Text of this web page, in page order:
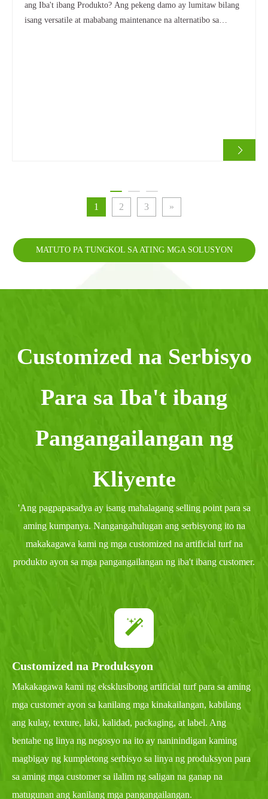
ang Iba't ibang Produkto? Ang pekeng damo ay lumitaw bilang
isang versatile at mababang maintenance na alternatibo sa
1 2 3 »
MATUTO PA TUNGKOL SA ATING MGA SOLUSYON
Customized na Serbisyo
Para sa Iba't ibang
Pangangailangan ng
Kliyente
'Ang pagpapasadya ay isang mahalagang selling point para sa
aming kumpanya. Nangangahulugan ang serbisyong ito na
makakagawa kami ng mga customized na artificial turf na
produkto ayon sa mga pangangailangan ng iba't ibang customer.
Customized na Produksyon
Makakagawa kami ng eksklusibong artificial turf para sa aming
mga customer ayon sa kanilang mga kinakailangan, kabilang
ang kulay, texture, laki, kalidad, packaging, at label. Ang
bentahe ng linya ng negosyo na ito ay naninindigan kaming
magbigay ng kumpletong serbisyo sa linya ng produksyon para
sa aming mga customer sa ilalim ng saligan na ganap na
matugunan ang kanilang mga pangangailangan.